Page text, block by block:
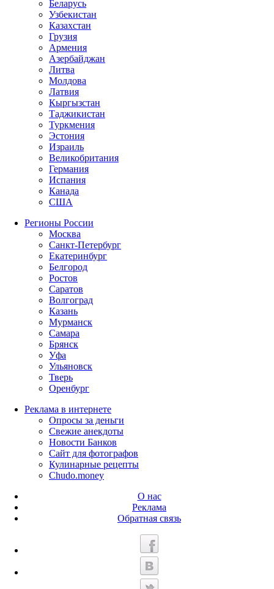
Беларусь
Узбекистан
Казахстан
Грузия
Армения
Азербайджан
Литва
Молдова
Латвия
Кыргызстан
Таджикистан
Туркмения
Эстония
Израиль
Великобритания
Германия
Испания
Канада
США
Регионы России
Москва
Санкт-Петербург
Екатеринбург
Белгород
Ростов
Саратов
Волгоград
Казань
Мурманск
Самара
Брянск
Уфа
Ульяновск
Тверь
Оренбург
Реклама в интернете
Опросы за деньги
Свежие анекдоты
Новости Банков
Сайт для фотографов
Кулинарные рецепты
Chudo.money
О нас
Реклама
Обратная связь